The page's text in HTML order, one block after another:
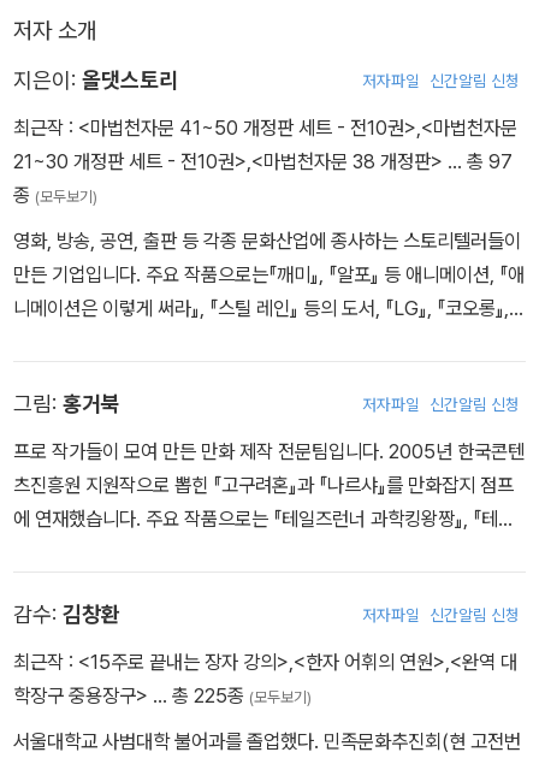
저자 소개
지은이: 올댓스토리 저자파일 신간알림 신청
최근작 : <마법천자문 41~50 개정판 세트 - 전10권> <마법천자문
21~30 개정판 세트 - 전10권> <마법천자문 38 개정판> … 총 97
종 (모두보기)
영화, 방송, 공연, 출판 등 각종 문화산업에 종사하는 스토리텔러들이
만든 기업입니다. 주요 작품으로는『깨미』, 『알포』 등 애니메이션, 『애
니메이션은 이렇게 써라』, 『스틸 레인』 등의 도서, 『LG』, 『코오롱』,
유명 시나리오 작가로, 『실미도』, 『한반도』, 『공공의 적 2』 등 영화 시
나리오를 집필하여 2004년 제41회 대종상영화제 각색상을 수상하
였습니다. 그 외에도 드라마, 도서 등 다양한 분야에서 작가로 활약하
고 있습니다. www.allthatstory.co.kr
그림: 홍거북 저자파일 신간알림 신청
프로 작가들이 모여 만든 만화 제작 전문팀입니다. 2005년 한국콘텐
츠진흥원 지원작으로 뽑힌 『고구려혼』과 『나르샤』를 만화잡지 점프
에 연재했습니다. 주요 작품으로는 『테일즈런너 과학킹왕짱』, 『테일
감수: 김창환 저자파일 신간알림 신청
최근작 : <15주로 끝내는 장자 강의> <한자 어휘의 연원> <완역 대
학장구 중용장구> … 총 225종 (모두보기)
서울대학교 사범대학 불어과를 졸업했다. 민족문화추진회(현 고전번